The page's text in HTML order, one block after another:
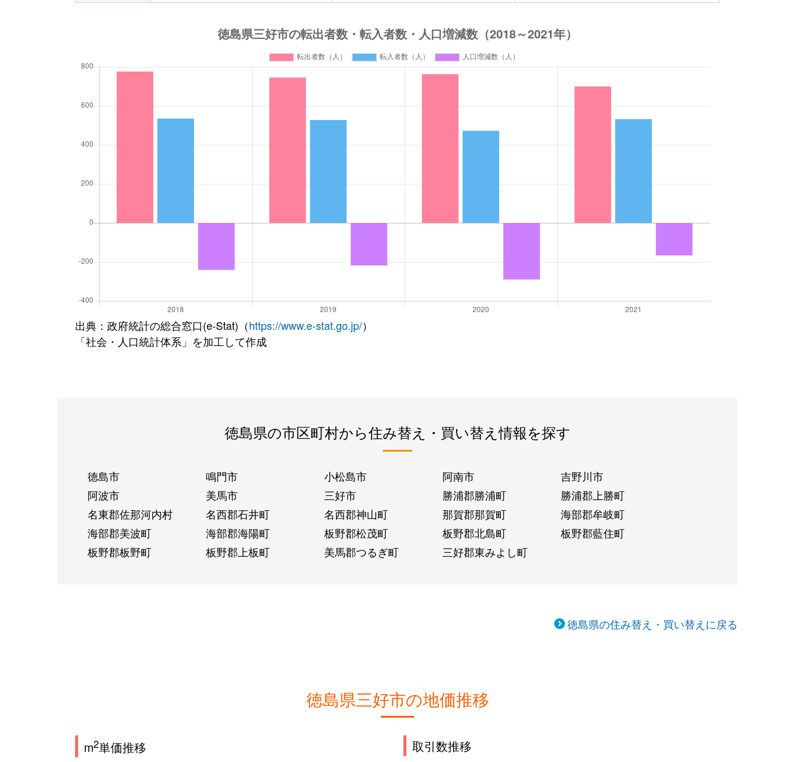
出典：政府統計の総合窓口(e-Stat)（https://www.e-stat.go.jp/）
「社会・人口統計体系」を加工して作成
徳島県の市区町村から住み替え・買い替え情報を探す
徳島市 鳴門市 小松島市 阿南市
吉野川市
阿波市
美馬市 三好市 勝浦郡勝浦町
勝浦郡上勝町
名東郡佐那河内村
名西郡石井町 名西郡神山町 那賀郡那賀町
海部郡牟岐町
海部郡美波町
海部郡海陽町 板野郡松茂町 板野郡北島町
板野郡藍住町
板野郡板野町
板野郡上板町 美馬郡つるぎ町 三好郡東みよし町
徳島県の住み替え・買い替えに戻る
徳島県三好市の地価推移
m2単価推移 取引数推移